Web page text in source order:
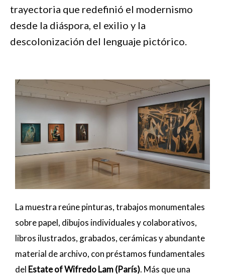
trayectoria que redefinió el modernismo
desde la diáspora, el exilio y la
descolonización del lenguaje pictórico.
La muestra reúne pinturas, trabajos monumentales
sobre papel, dibujos individuales y colaborativos,
libros ilustrados, grabados, cerámicas y abundante
material de archivo, con préstamos fundamentales
del Estate of Wifredo Lam (París). Más que una